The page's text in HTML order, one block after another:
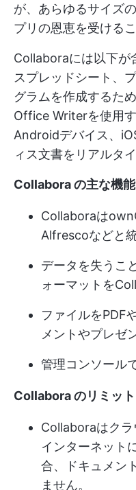
が、あらゆるサイズ
プリの恩恵を受ける
Collaboraには以下が
スプレッドシート、
グラムを作成するた
Office Writerを使用す
Androidデバイス、
ィス文書をリアルタ
Collabora の主な機能
Collaboraは
Alfrescoなどと
データを失うこ
ォーマットを
ファイルをPDF
メントやプレゼ
管理コンソール
Collabora のリミット
Collaboraはクラ
インターネット
合、ドキュメン
ません。